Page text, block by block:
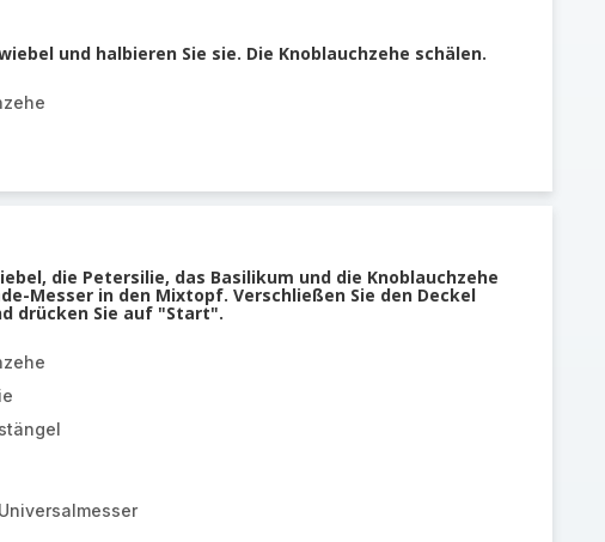
und halbieren Sie sie. Die Knoblauchzehe schälen.
die Petersilie, das Basilikum und die Knoblauchzehe
Messer in den Mixtopf. Verschließen Sie den Deckel
drücken Sie auf "Start".